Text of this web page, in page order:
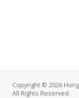
Copyright © 2026
All Rights Reserved.